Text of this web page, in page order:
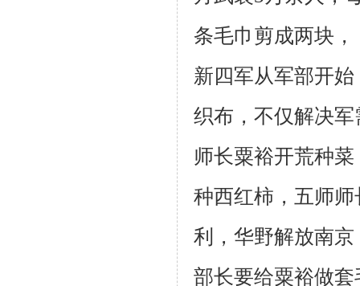
条毛巾剪成两块
新四军从军部开
织布，不仅解决
师长粟裕开荒种
种西红柿，五师
利，华野解放南
部长要给粟裕做